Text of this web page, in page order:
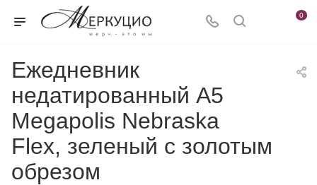
0
Ежедневник
недатированный А5
Megapolis Nebraska
Flex, зеленый с золотым
обрезом